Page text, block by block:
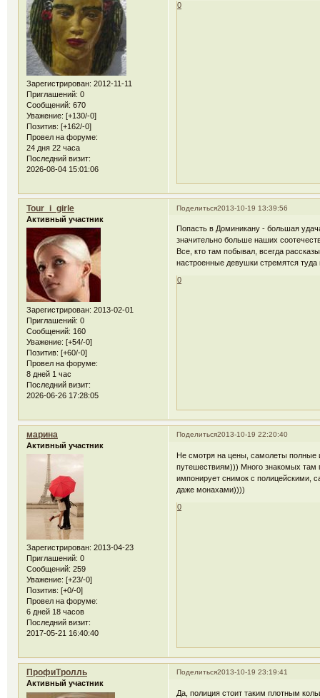
Зарегистрирован: 2012-11-11
Приглашений: 0
Сообщений: 670
Уважение: [+130/-0]
Позитив: [+162/-0]
Провел на форуме:
24 дня 22 часа
Последний визит:
2026-08-04 15:01:06
0
Поделиться2013-10-19 13:39:56
Tour_i_girle
Активный участник
Зарегистрирован: 2013-02-01
Приглашений: 0
Сообщений: 160
Уважение: [+54/-0]
Позитив: [+60/-0]
Провел на форуме:
8 дней 1 час
Последний визит:
2026-06-26 17:28:05
Попасть в Доминикану - большая
значительно больше наших
Все, кто там побывал, всегда
настроенные девушки стремятся
0
Поделиться2013-10-19 22:20:40
марина
Активный участник
Зарегистрирован: 2013-04-23
Приглашений: 0
Сообщений: 259
Уважение: [+23/-0]
Позитив: [+0/-0]
Провел на форуме:
6 дней 18 часов
Последний визит:
2017-05-21 16:40:40
Не смотря на цены, самолеты полные
путешествиям))) Много знакомых
импонирует снимок с полицейскими,
даже монахами))))
0
Поделиться2013-10-19 23:19:41
ПрофиТролль
Активный участник
Да, полиция стоит таким плотным